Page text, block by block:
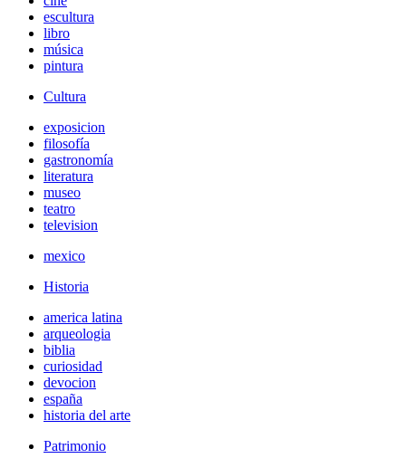
escultura
libro
música
pintura
Cultura
exposicion
filosofía
gastronomía
literatura
museo
teatro
television
mexico
Historia
america latina
arqueologia
biblia
curiosidad
devocion
españa
historia del arte
Patrimonio